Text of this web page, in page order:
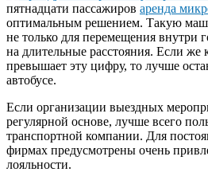
пятнадцати пассажиров аренда
оптимальным решением. Такую
не только для перемещения внутри
на длительные расстояния. Если же
превышает эту цифру, то лучше
автобусе.
Если организации выездных
регулярной основе, лучше всего
транспортной компании. Для
фирмах предусмотрены очень
лояльности.